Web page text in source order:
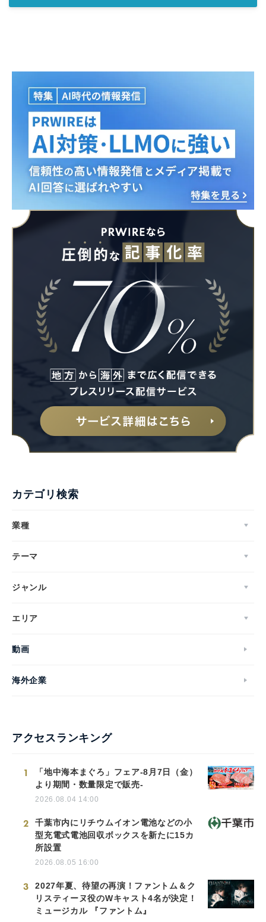
カテゴリ検索
業種
テーマ
ジャンル
エリア
動画
海外企業
アクセスランキング
1
「地中海本まぐろ」フェア-8月7日（金）
より期間・数量限定で販売-
2026.08.04 14:00
2
千葉市内にリチウムイオン電池などの小
型充電式電池回収ボックスを新たに15カ
所設置
2026.08.05 16:00
3
2027年夏、待望の再演！ファントム＆ク
リスティーヌ役のWキャスト4名が決定！
ミュージカル 『ファントム』